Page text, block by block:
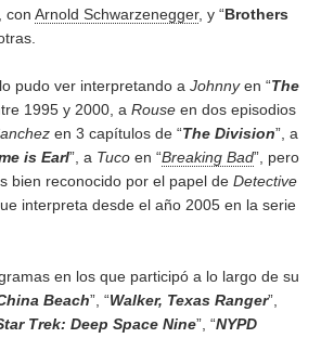
con Arnold Schwarzenegger, y “Brothers
pudo ver interpretando a Johnnyen “The
1995 y 2000, a Rouse en dos episodios
en 3 capítulos de “The Division”, a
is Earl”, a Tuco en “Breaking Bad”, pero
bien reconocido por el papel de Detective
interpreta desde el año 2005 en la serie
en los que participó a lo largo de su
Beach”, “Walker, Texas Ranger”,
Trek: Deep Space Nine”, “NYPD